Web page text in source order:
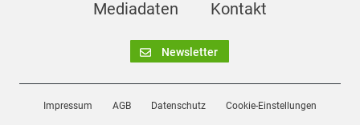
Mediadaten Kontakt
Newsletter
Impressum AGB Datenschutz Cookie-Einstellungen